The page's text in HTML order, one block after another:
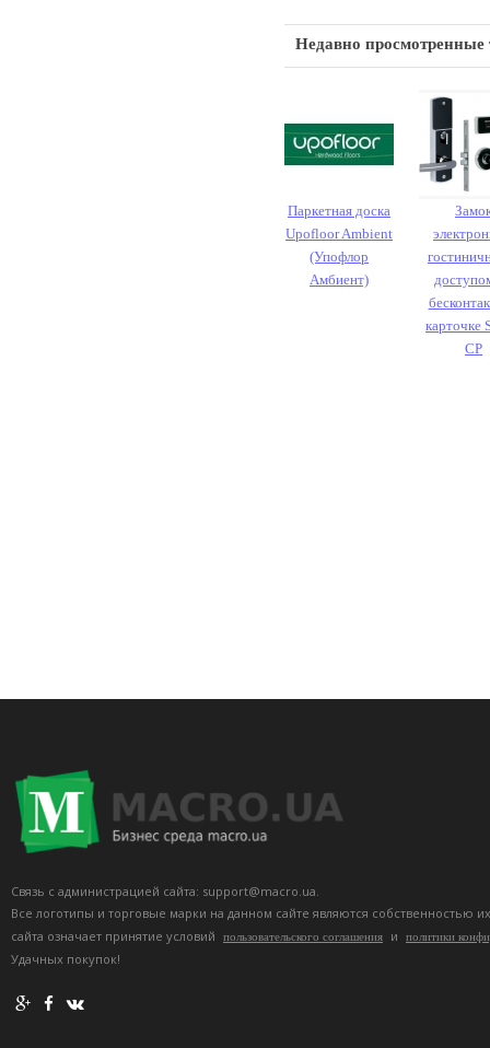
Недавно просмотренные
Паркетная доска
Upofloor Ambient
(Упофлор
Амбиент)
карточке
CP
Связь с администрацией сайта: support@macro.ua.
Все логотипы и торговые марки на данном сайте являются собственностью
сайта означает принятие условий
пользовательского соглашения и политики
Удачных покупок!